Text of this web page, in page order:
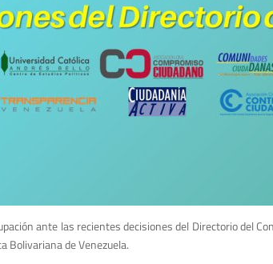
ante las recientes decisiones del Directorio del
Bolivariana de Venezuela.